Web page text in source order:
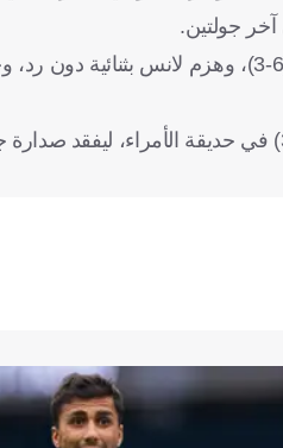
وفاز باريس سان جيرمان على نانت وأنجيه بنتيجة واحدة (1-0) في أول جولتين، ثم تجاوز تولوز بنتيجة (6-3)،
وقبل التوقف الدولي تعادل العملاق الباريسي خارج ملعبه أمام ليل بنتيجة (1-1) وأمام ستراسبورج (3-3) في حديقة